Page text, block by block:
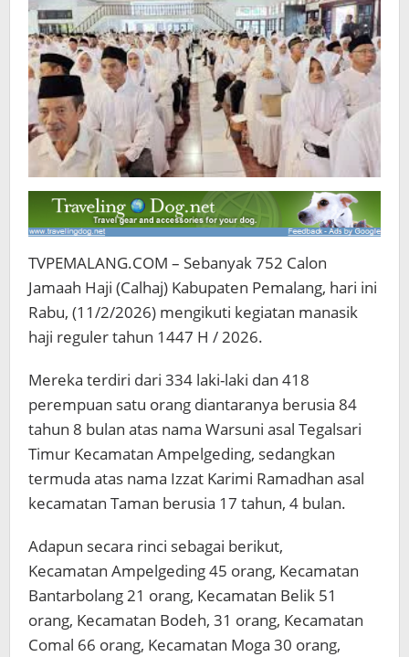
17
Tahun
TVPEMALANG.COM – Sebanyak 752 Calon
Jamaah Haji (Calhaj) Kabupaten Pemalang, hari ini
Rabu, (11/2/2026) mengikuti kegiatan manasik
haji reguler tahun 1447 H / 2026.
Mereka terdiri dari 334 laki-laki dan 418
perempuan satu orang diantaranya berusia 84
tahun 8 bulan atas nama Warsuni asal Tegalsari
Timur Kecamatan Ampelgeding, sedangkan
termuda atas nama Izzat Karimi Ramadhan asal
kecamatan Taman berusia 17 tahun, 4 bulan.
Adapun secara rinci sebagai berikut,
Kecamatan Ampelgeding 45 orang, Kecamatan
Bantarbolang 21 orang, Kecamatan Belik 51
orang, Kecamatan Bodeh, 31 orang, Kecamatan
Comal 66 orang, Kecamatan Moga 30 orang,